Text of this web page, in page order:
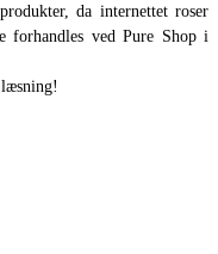
da internettet roser
ved Pure Shop i